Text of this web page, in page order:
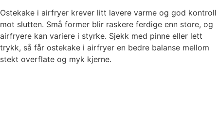
Ostekake i airfryer krever litt lavere varme og god kontroll
mot slutten. Små former blir raskere ferdige enn store, og
airfryere kan variere i styrke. Sjekk med pinne eller lett
trykk, så får ostekake i airfryer en bedre balanse mellom
stekt overflate og myk kjerne.